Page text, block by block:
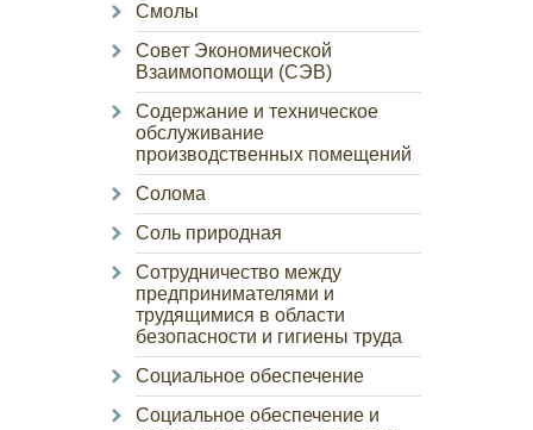
Смолы
Совет Экономической
Взаимопомощи (СЭВ)
Содержание и техническое
обслуживание
производственных помещений
Солома
Соль природная
Сотрудничество между
предпринимателями и
трудящимися в области
безопасности и гигиены труда
Социальное обеспечение
Социальное обеспечение и